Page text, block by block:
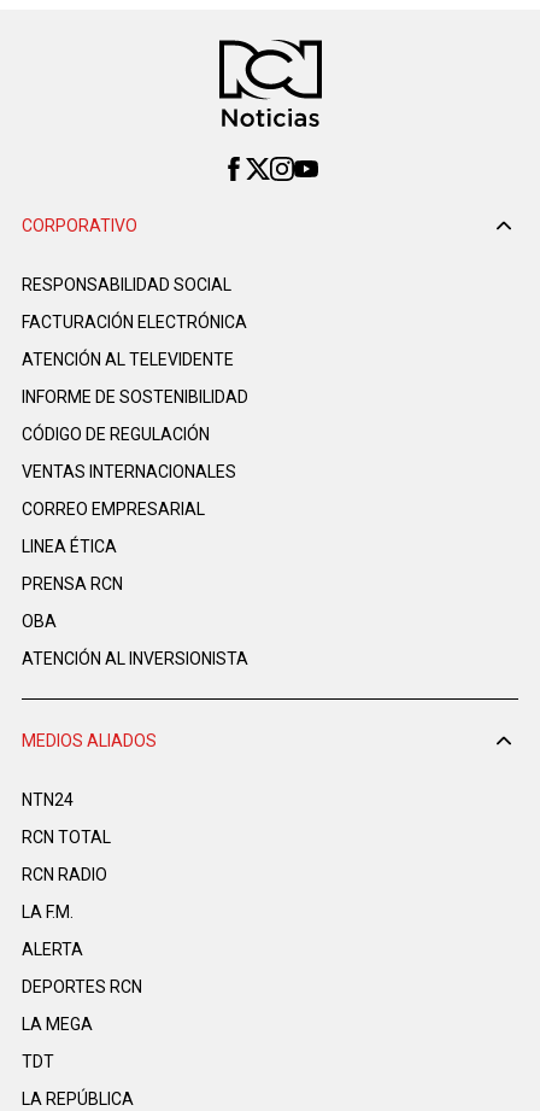
CORPORATIVO
RESPONSABILIDAD SOCIAL
FACTURACIÓN ELECTRÓNICA
ATENCIÓN AL TELEVIDENTE
INFORME DE SOSTENIBILIDAD
CÓDIGO DE REGULACIÓN
VENTAS INTERNACIONALES
CORREO EMPRESARIAL
LINEA ÉTICA
PRENSA RCN
OBA
ATENCIÓN AL INVERSIONISTA
MEDIOS ALIADOS
NTN24
RCN TOTAL
RCN RADIO
LA F.M.
ALERTA
DEPORTES RCN
LA MEGA
TDT
LA REPÚBLICA